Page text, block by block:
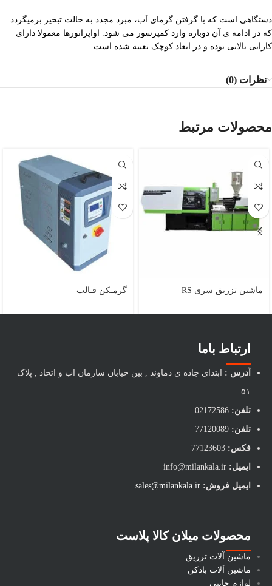
دستگاهی است که با گرفتن گرمای آب، مبرد مجدد به حالت تبخیر برمیگردد
که در ادامه ی آن دوباره وارد کمپرسور می شود. اواپراتورها معمولا دارای
کارایی بالایی بوده و در ابعاد کوچک تعبیه شده است.
نظرات (0)
محصولات مرتبط
ماشین تزریق سری RS گرمـکن قـالب
ارتباط باما
آدرس : ابتدای جاده ی دماوند , بین خیابان سازمان اب و اتحاد , پلاک
۵۱
تلفن: 02172586
تلفن:
فکس:
ایمیل:
ایمیل فروش: sales@milankala.ir
محصولات میلان کالا پلاست
ماشین آلات تزریق
ماشین آلات بادکن
لوازم جانبی